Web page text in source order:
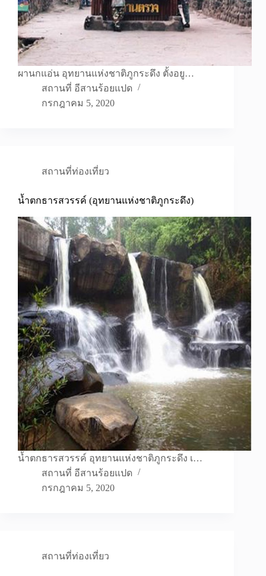
ผานกแอ่น อุทยานแห่งชาติภูกระดึง ตั้งอยู…
สถานที่ อีสานร้อยแปด
กรกฎาคม 5, 2020
สถานที่ท่องเที่ยว
น้ำตกธารสวรรค์ (อุทยานแห่งชาติภูกระดึง)
น้ำตกธารสวรรค์ อุทยานแห่งชาติภูกระดึง เ…
สถานที่ อีสานร้อยแปด
กรกฎาคม 5, 2020
สถานที่ท่องเที่ยว